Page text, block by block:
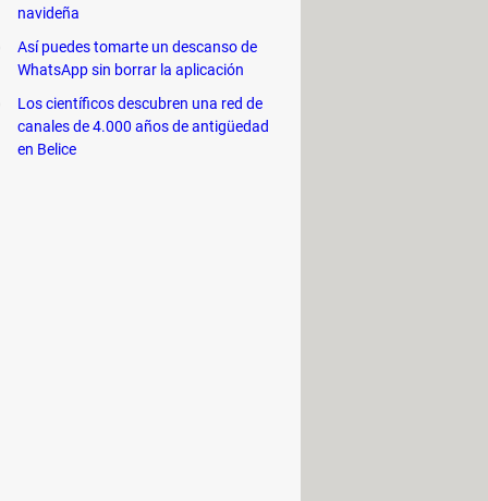
nueva ventana. Deberás
y sobre todo con las que
navideña
Así puedes tomarte un descanso de
WhatsApp sin borrar la aplicación
Los científicos descubren una red de
canales de 4.000 años de antigüedad
en Belice